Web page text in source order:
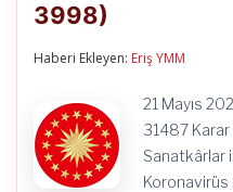
için
3998)
Haberi Ekleyen: Eriş YMM
21 Mayıs
31487 Karar
Sanatkârlar
Koronavirüs